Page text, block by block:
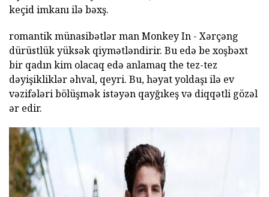
keçid imkanı ilə bəxş.
romantik münasibətlər man Monkey In - Xərçəng
dürüstlük yüksək qiymətləndirir. Bu edə be xoşbəxt
bir qadın kim olacaq edə anlamaq the tez-tez
dəyişikliklər əhval, qeyri. Bu, həyat yoldaşı ilə ev
vəzifələri bölüşmək istəyən qayğıkeş və diqqətli gözəl
ər edir.